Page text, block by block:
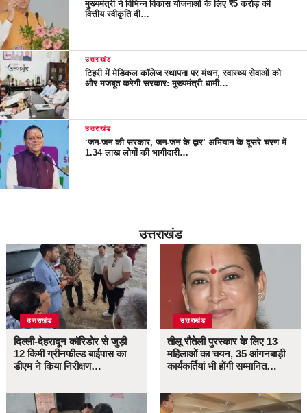
मुख्यमंत्री ने विभिन्न विकास योजनाओं के लिए ₹5 करोड़ की
वित्तीय स्वीकृति दी…
उत्तराखंड
टिहरी में मेडिकल कॉलेज स्थापना पर मंथन, स्वास्थ्य सेवाओं को
और मजबूत करेगी सरकार: मुख्यमंत्री धामी…
उत्तराखंड
‘जन-जन की सरकार, जन-जन के द्वार’ अभियान के दूसरे चरण में
1.34 लाख लोगों की भागीदारी…
उत्तराखंड
उत्तराखंड
दिल्ली-देहरादून कॉरिडोर से जुड़ी
12 किमी ग्रीनफील्ड बाईपास का
डीएम ने किया निरीक्षण…
उत्तराखंड
तीलू रौतेली पुरस्कार के लिए 13
महिलाओं का चयन, 35 आंगनबाड़ी
कार्यकर्तियां भी होंगी सम्मानित…